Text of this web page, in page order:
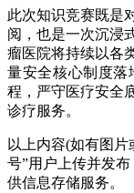
此次知识竞赛既是
阅，也是一次沉浸
瘤医院将持续以各
量安全核心制度落
程，严守医疗安全
诊疗服务。
以上内容(如有图
号”用户上传并发
供信息存储服务。